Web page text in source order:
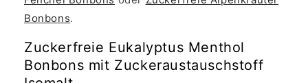
Bonbons.
Zuckerfreie Eukalyptus Menthol
Bonbons mit Zuckeraustauschstoff